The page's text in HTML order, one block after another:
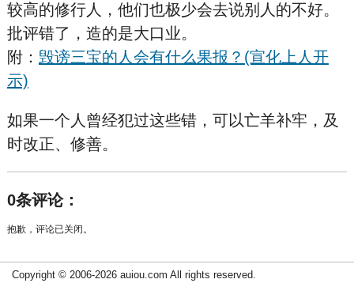
较高的修行人，他们也极少会去说别人的不好。
批评错了，造的是大口业。
附： 毁谤三宝的人会有什么果报？(宣化上人开
示)
如果一个人曾经犯过这些错，可以亡羊补牢，及
时改正、修善。
0条评论：
抱歉，评论已关闭。
Copyright © 2006-2026 auiou.com All rights reserved.